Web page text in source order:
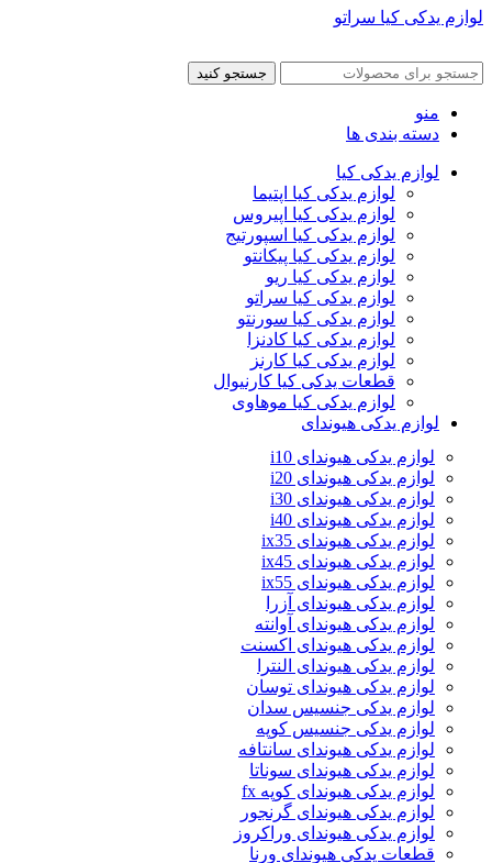
لوازم یدکی کیا سراتو
جستجو کنید
منو
دسته بندی ها
لوازم یدکی کیا
لوازم یدکی کیا اپتیما
لوازم یدکی کیا اپیروس
لوازم یدکی کیا اسپورتیج
لوازم یدکی کیا پیکانتو
لوازم یدکی کیا ریو
لوازم یدکی کیا سراتو
لوازم یدکی کیا سورنتو
لوازم یدکی کیا کادنزا
لوازم یدکی کیا کارنز
قطعات یدکی کیا کارنیوال
لوازم یدکی کیا موهاوی
لوازم یدکی هیوندای
لوازم یدکی هیوندای i10
لوازم یدکی هیوندای i20
لوازم یدکی هیوندای i30
لوازم یدکی هیوندای i40
لوازم یدکی هیوندای ix35
لوازم یدکی هیوندای ix45
لوازم یدکی هیوندای ix55
لوازم یدکی هیوندای آزرا
لوازم یدکی هیوندای آوانته
لوازم یدکی هیوندای اکسنت
لوازم یدکی هیوندای النترا
لوازم یدکی هیوندای توسان
لوازم یدکی جنسیس سدان
لوازم یدکی جنسیس کوپه
لوازم یدکی هیوندای سانتافه
لوازم یدکی هیوندای سوناتا
لوازم یدکی هیوندای کوپه fx
لوازم یدکی هیوندای گرنجور
لوازم یدکی هیوندای وراکروز
قطعات یدکی هیوندای ورنا